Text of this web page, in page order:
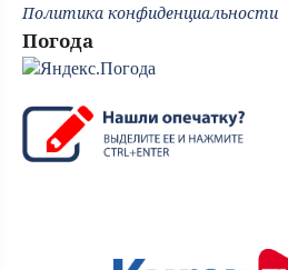
Политика конфиденциальности
Погода